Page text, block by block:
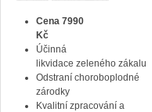
Cena 7990
Kč
Účinná
likvidace zeleného zákalu
Odstraní choroboplodné
zárodky
Kvalitní zpracování a